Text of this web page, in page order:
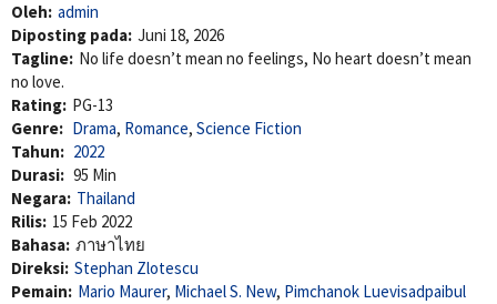
Oleh: admin
Diposting pada: Juni 18, 2026
Tagline: No life doesn’t mean no feelings, No heart doesn’t mean
no love.
Rating: PG-13
Genre: Drama, Romance, Science Fiction
Tahun: 2022
Durasi: 95 Min
Negara: Thailand
Rilis: 15 Feb 2022
Bahasa: ภาษาไทย
Direksi: Stephan Zlotescu
Pemain: Mario Maurer, Michael S. New, Pimchanok Luevisadpaibul